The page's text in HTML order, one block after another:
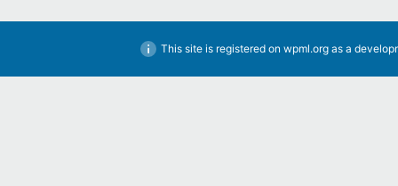
This site is registered on wpml.orgas a